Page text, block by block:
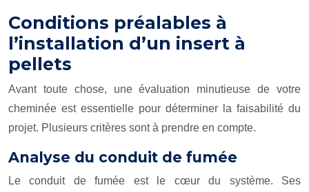
Conditions préalables à
l’installation d’un insert à
pellets
Avant toute chose, une évaluation minutieuse de votre
cheminée est essentielle pour déterminer la faisabilité du
projet. Plusieurs critères sont à prendre en compte.
Analyse du conduit de fumée
Le conduit de fumée est le cœur du système. Ses